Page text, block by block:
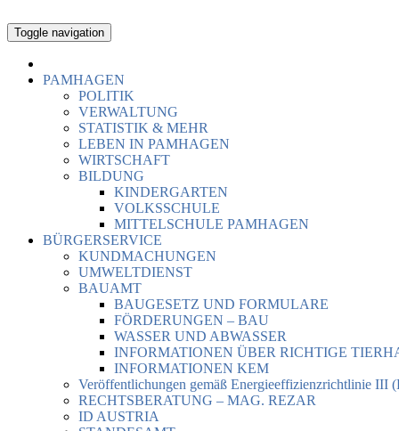
Toggle navigation
PAMHAGEN
POLITIK
VERWALTUNG
STATISTIK & MEHR
LEBEN IN PAMHAGEN
WIRTSCHAFT
BILDUNG
KINDERGARTEN
VOLKSSCHULE
MITTELSCHULE PAMHAGEN
BÜRGERSERVICE
KUNDMACHUNGEN
UMWELTDIENST
BAUAMT
BAUGESETZ UND FORMULARE
FÖRDERUNGEN – BAU
WASSER UND ABWASSER
INFORMATIONEN ÜBER RICHTIGE
INFORMATIONEN KEM
Veröffentlichungen gemäß Energieeffizienzrichtlinie III
RECHTSBERATUNG – MAG. REZAR
ID AUSTRIA